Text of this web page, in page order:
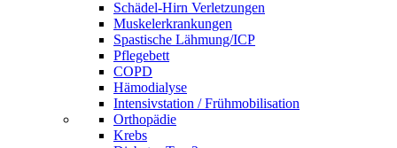
Schädel-Hirn Verletzungen
Muskelerkrankungen
Spastische Lähmung/ICP
Pflegebett
COPD
Hämodialyse
Intensivstation / Frühmobilisation
Orthopädie
Krebs